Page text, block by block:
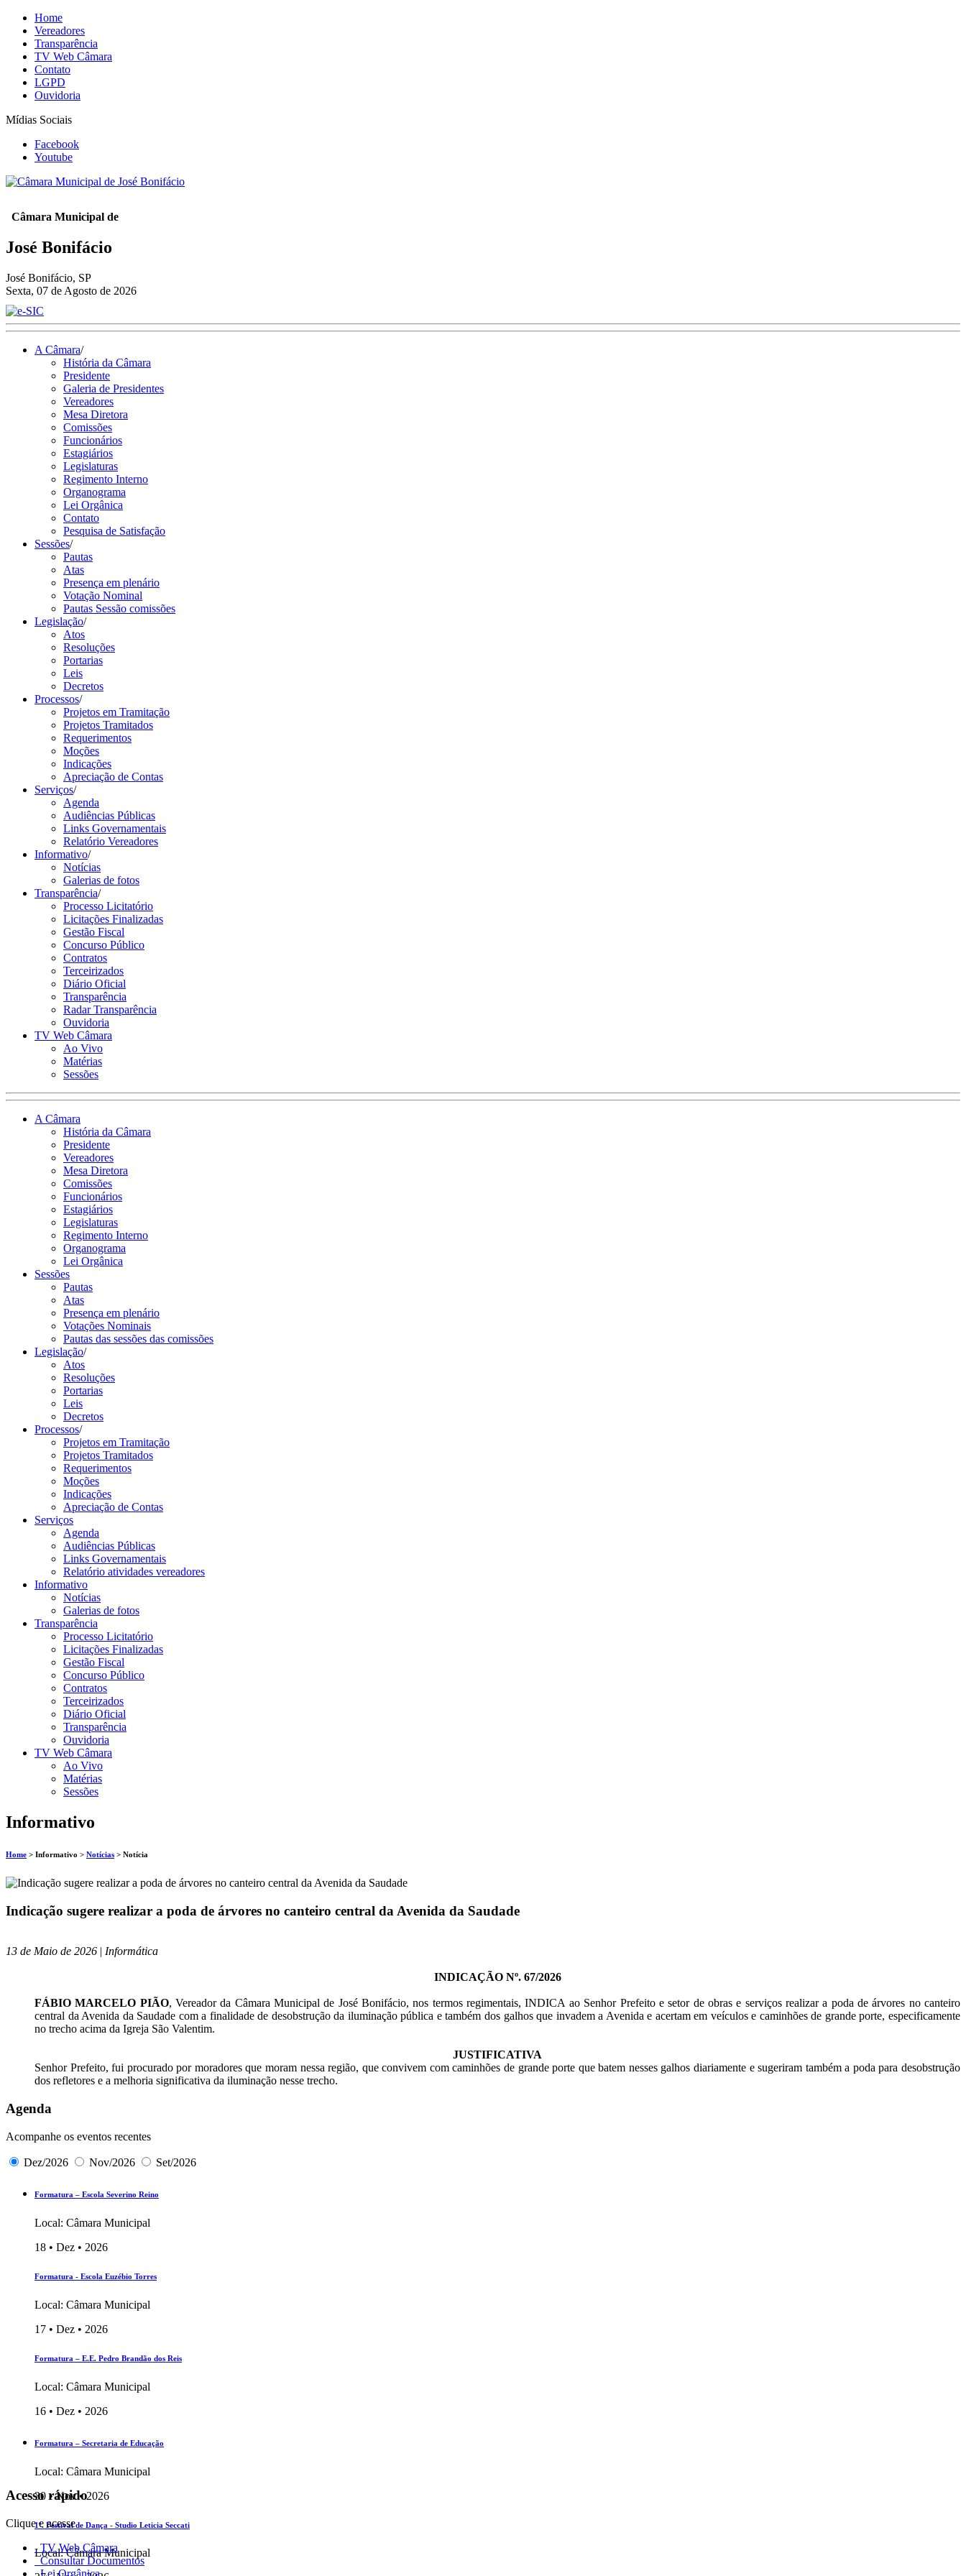
Home
Vereadores
Transparência
TV Web Câmara
Contato
LGPD
Ouvidoria
Mídias Sociais
Facebook
Youtube
Câmara Municipal de
José Bonifácio
José Bonifácio, SP
Sexta, 07 de Agosto de 2026
A Câmara/
História da Câmara
Presidente
Galeria de Presidentes
Vereadores
Mesa Diretora
Comissões
Funcionários
Estagiários
Legislaturas
Regimento Interno
Organograma
Lei Orgânica
Contato
Pesquisa de Satisfação
Sessões/
Pautas
Atas
Presença em plenário
Votação Nominal
Pautas Sessão comissões
Legislação/
Atos
Resoluções
Portarias
Leis
Decretos
Processos/
Projetos em Tramitação
Projetos Tramitados
Requerimentos
Moções
Indicações
Apreciação de Contas
Serviços/
Agenda
Audiências Públicas
Links Governamentais
Relatório Vereadores
Informativo/
Notícias
Galerias de fotos
Transparência/
Processo Licitatório
Licitações Finalizadas
Gestão Fiscal
Concurso Público
Contratos
Terceirizados
Diário Oficial
Transparência
Radar Transparência
Ouvidoria
TV Web Câmara
Ao Vivo
Matérias
Sessões
A Câmara
História da Câmara
Presidente
Vereadores
Mesa Diretora
Comissões
Funcionários
Estagiários
Legislaturas
Regimento Interno
Organograma
Lei Orgânica
Sessões
Pautas
Atas
Presença em plenário
Votações Nominais
Pautas das sessões das comissões
Legislação/
Atos
Resoluções
Portarias
Leis
Decretos
Processos/
Projetos em Tramitação
Projetos Tramitados
Requerimentos
Moções
Indicações
Apreciação de Contas
Serviços
Agenda
Audiências Públicas
Links Governamentais
Relatório atividades vereadores
Informativo
Notícias
Galerias de fotos
Transparência
Processo Licitatório
Licitações Finalizadas
Gestão Fiscal
Concurso Público
Contratos
Terceirizados
Diário Oficial
Transparência
Ouvidoria
TV Web Câmara
Ao Vivo
Matérias
Sessões
Informativo
Home > Informativo > Notícias > Notícia
Indicação sugere realizar a poda de árvores no canteiro central da Avenida da Saudade
13 de Maio de 2026 | Informática
INDICAÇÃO Nº. 67/2026
FÁBIO MARCELO PIÃO, Vereador da Câmara Municipal de José Bonifácio, nos termos regimentais, INDICA ao Senhor Prefeito e setor de obras e serviços realizar a poda de árvores no canteiro
central da Avenida da Saudade com a finalidade de desobstrução da iluminação pública e também dos galhos que invadem a Avenida e acertam em veículos e caminhões de grande porte, especificamente
no trecho acima da Igreja São Valentim.
JUSTIFICATIVA
Senhor Prefeito, fui procurado por moradores que moram nessa região, que convivem com caminhões de grande porte que batem nesses galhos diariamente e sugeriram também a poda para desobstrução
dos refletores e a melhoria significativa da iluminação nesse trecho.
Agenda
Acompanhe os eventos recentes
Dez/2026 Nov/2026 Set/2026
Formatura – Escola Severino Reino
Local: Câmara Municipal
18 • Dez • 2026
Formatura - Escola Euzébio Torres
Local: Câmara Municipal
17 • Dez • 2026
Formatura – E.E. Pedro Brandão dos Reis
Local: Câmara Municipal
16 • Dez • 2026
Formatura – Secretaria de Educação
Local: Câmara Municipal
30 • Nov • 2026
1º. Festival de Dança - Studio Leticia Seccati
Local: Câmara Municipal
Acesso rápido
Clique e acesse
TV Web Câmara
Consultar Documentos